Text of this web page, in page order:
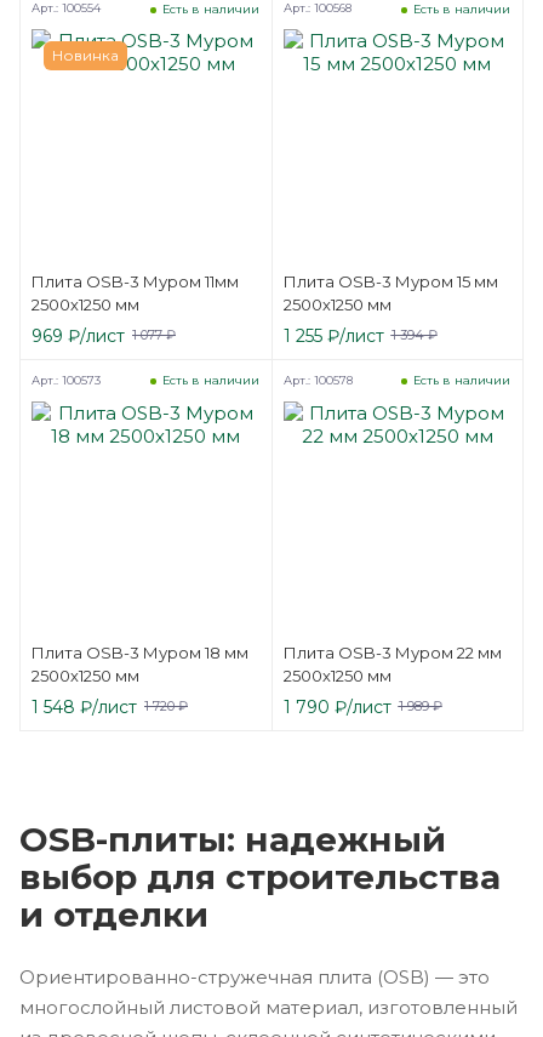
Новинка
Плита OSB-3 Муром 11мм
2500х1250 мм
Есть в наличии
Арт.: 100554
969 ₽/лист 1 077₽
Плита OSB-3 Муром 15 мм
2500х1250 мм
Есть в наличии
Арт.: 100568
1 255₽/лист 1 394₽
Плита OSB-3 Муром 18 мм
2500х1250 мм
Есть в наличии
Арт.: 100573
1 548 ₽/лист 1 720₽
Плита OSB-3 Муром 22 мм
2500х1250 мм
Есть в наличии
Арт.: 100578
1 790 ₽/лист 1 989₽
OSB-плиты: надежный
выбор для строительства
и отделки
Ориентированно-стружечная плита (OSB) — это
многослойный листовой материал, изготовленный